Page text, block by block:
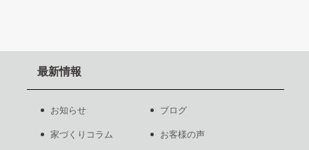
最新情報
お知らせ ブログ
家づくりコラム お客様の声